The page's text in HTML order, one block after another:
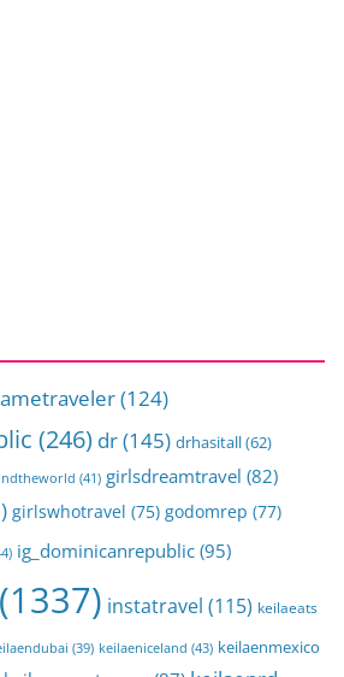
(124)
(246) dr(145) drhasitall(62)
(41) girlsdreamtravel (82)
girlswhotravel (75) godomrep (77)
ig_dominicanrepublic (95)
(1337) instatravel (115) keilaeats
(39) keilaeniceland (43) keilaenmexico